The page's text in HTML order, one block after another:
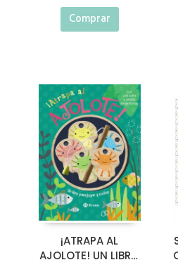
Comprar
¡ATRAPA AL
AJOLOTE! UN LIBRO